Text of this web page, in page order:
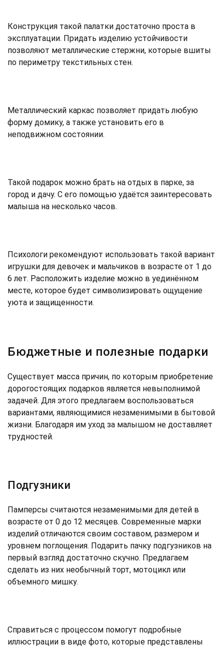
Конструкция такой палатки достаточно проста в
эксплуатации. Придать изделию устойчивости
позволяют металлические стержни, которые вшиты
по периметру текстильных стен.
Металлический каркас позволяет придать любую
форму домику, а также установить его в
неподвижном состоянии.
Такой подарок можно брать на отдых в парке, за
город и дачу. С его помощью удаётся заинтересовать
малыша на несколько часов.
Психологи рекомендуют использовать такой вариант
игрушки для девочек и мальчиков в возрасте от 1 до
6 лет. Расположить изделие можно в уединённом
месте, которое будет символизировать ощущение
уюта и защищенности.
Бюджетные и полезные подарки
Существует масса причин, по которым приобретение
дорогостоящих подарков является невыполнимой
задачей. Для этого предлагаем воспользоваться
вариантами, являющимися незаменимыми в бытовой
жизни. Благодаря им уход за малышом не доставляет
трудностей.
Подгузники
Памперсы считаются незаменимыми для детей в
возрасте от 0 до 12 месяцев. Современные марки
изделий отличаются своим составом, размером и
уровнем поглощения. Подарить пачку подгузников на
первый взгляд достаточно скучно. Предлагаем
сделать из них необычный торт, мотоцикл или
объемного мишку.
Справиться с процессом помогут подробные
иллюстрации в виде фото, которые представлены